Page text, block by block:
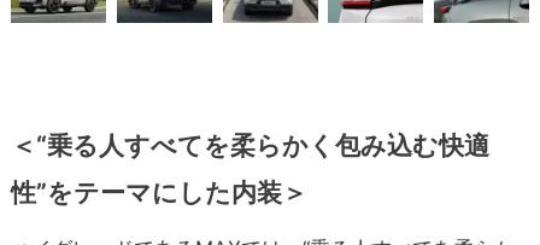
＜“乗る人すべてを柔らかく包み込む快適
性”をテーマにした内装＞